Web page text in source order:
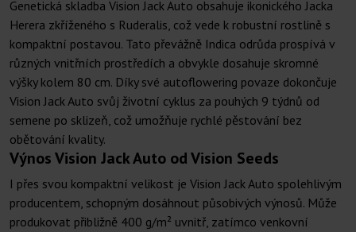
Genetická skladba Vision Jack Auto obsahuje ikonického Jacka
Herera zkříženého s Ruderalis, což vede k robustní rostlině s
kompaktní postavou. Tato převážně Indica odrůda prospívá v
různých vnitřních prostředích a obvykle dosahuje skromné
výšky kolem 80 cm. Díky své autoflowering povaze dokončuje
Vision Jack Auto svůj životní cyklus za pouhých 9 týdnů od
semene po sklizeň, což umožňuje rychlé pěstování bez
obětování kvality.
Výnos Vision Jack Auto od Vision Seeds
I přes svou kompaktní velikost je Vision Jack Auto spolehlivým
producentem, schopným dosáhnout působivých výnosů. Může
produkovat přibližně 400 g/m² uvnitř, zatímco venkovní